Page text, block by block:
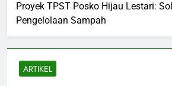
Proyek TPST Posko Hijau Lestari:
Pengelolaan Sampah
ARTIKEL